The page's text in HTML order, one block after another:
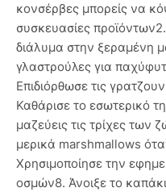
κονσέρβες μπορείς να
συσκευασίες
διάλυμα στην ξεραμένη
γλαστρούλες για
Επιδιόρθωσε τις
Καθάρισε το εσωτερικό
μαζεύεις τις τρίχες
μερικά marshmallows
Χρησιμοποίησε την
οσμών8. Άνοιξε το